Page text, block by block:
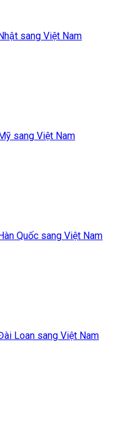
sang Việt Nam
sang Việt Nam
Quốc sang Việt Nam
Loan sang Việt Nam